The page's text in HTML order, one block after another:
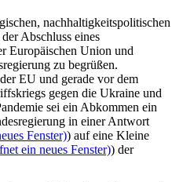
nachhaltigkeitspolitischen
Abschluss eines
Europäischen Union und
zu begrüßen.
EU und gerade vor dem
gegen die Ukraine und
sei ein Abkommen ein
in einer Antwort
Fenster)) auf eine Kleine
ein neues Fenster)) der